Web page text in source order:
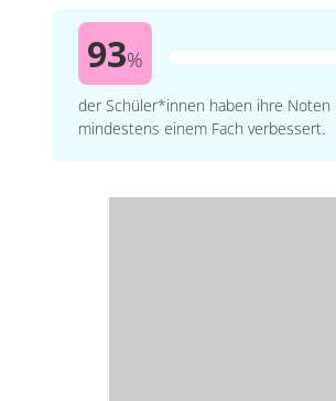
93%
der Schüler*innen haben ihre Noten
mindestens einem Fach verbessert.